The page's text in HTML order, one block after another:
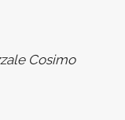
Cosimo